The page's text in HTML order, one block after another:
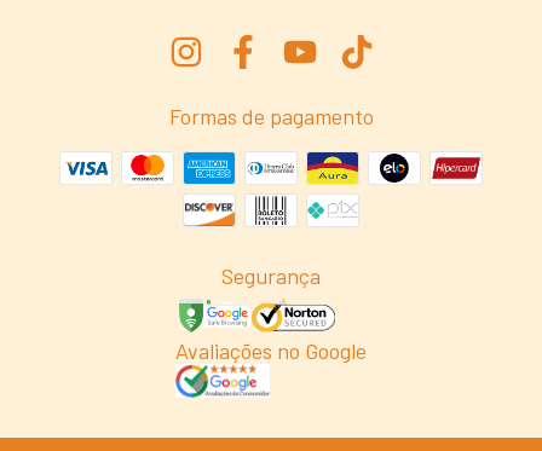
Formas de pagamento
Segurança
Avaliações no Google